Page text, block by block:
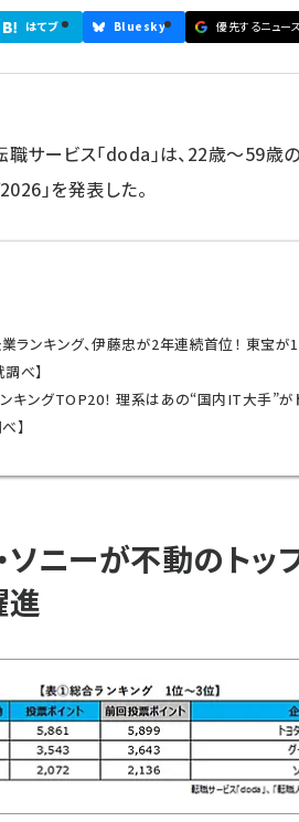
はてブ Bluesky 優先するニュー
職サービス「doda」は、22歳〜59
」を発表した。
業ランキング、伊藤忠が2年連続首位！ 東宝
べ】
ンキングTOP20！ 理系はあの“国内IT大手”が
】
ソニーが不動のトッ
進